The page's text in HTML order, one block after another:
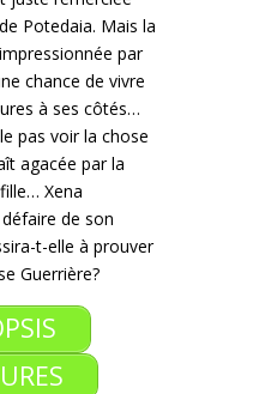
Potedaia. Mais la
par
chance de vivre
à ses côtés…
pas voir la chose
agacée par la
Xena
de son
t-elle à prouver
Guerrière?